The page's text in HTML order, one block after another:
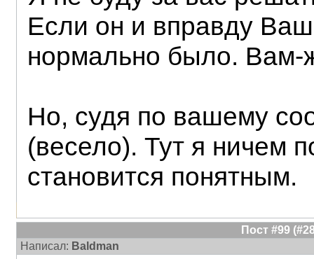
Если он и вправду
нормально было. Вам-
Но, судя по вашему
(весело). Тут я ничем
становится понятным.
Пост #99
Написал: Baldman